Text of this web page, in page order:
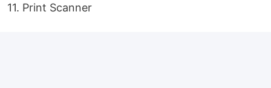
11. Print Scanner